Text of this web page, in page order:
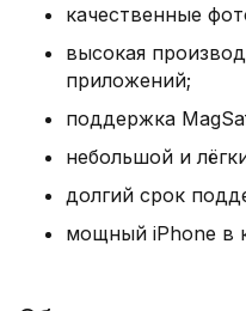
беспроводной
Мини–флагман
«яблочных»
быстрый, благодаря
микропроцессоров
обновления 120 Гц.
«фишками»,
без дозарядки при
качественные
высокая
приложений;
поддержка
небольшой и
долгий срок
мощный iPhone в